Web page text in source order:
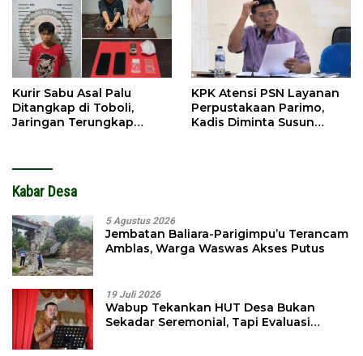
Kurir Sabu Asal Palu
Ditangkap di Toboli,
Jaringan Terungkap
KPK Atensi PSN Layanan
Perpustakaan Parimo,
Kadis Diminta Susun
Kabar Desa
5 Agustus 2026
Jembatan Baliara-Parigimpu’u Terancam
Amblas, Warga Waswas Akses Putus
19 Juli 2026
Wabup Tekankan HUT Desa Bukan
Sekadar Seremonial, Tapi Evaluasi